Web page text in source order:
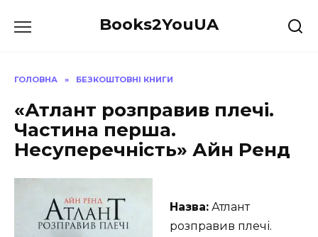
до
Books2YouUA
ГОЛОВНА » БЕЗКОШТОВНІ КНИГИ
«Атлант розправив плечі.
Частина перша.
Несуперечність» Айн Ренд
Назва: Атлант
розправив плечі.